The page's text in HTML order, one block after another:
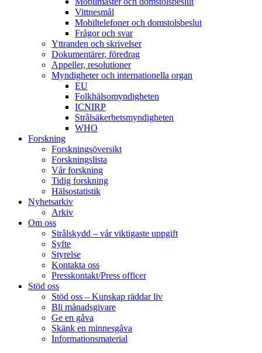
Vittnesmål
Mobiltelefoner och domstolsbeslut
Frågor och svar
Yttranden och skrivelser
Dokumentärer, föredrag
Appeller, resolutioner
Myndigheter och internationella organ
EU
Folkhälsomyndigheten
ICNIRP
Strålsäkerhetsmyndigheten
WHO
Forskning
Forskningsöversikt
Forskningslista
Vår forskning
Tidig forskning
Hälsostatistik
Nyhetsarkiv
Arkiv
Om oss
Strålskydd – vår viktigaste uppgift
Syfte
Styrelse
Kontakta oss
Presskontakt/Press officer
Stöd oss
Stöd oss – Kunskap räddar liv
Bli månadsgivare
Ge en gåva
Skänk en minnesgåva
Informationsmaterial